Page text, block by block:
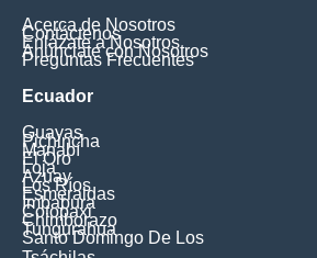
Acerca de Nosotros
Contáctenos
Enlázate a Nosotros
Anúnciate con Nosotros
Preguntas Frecuentes
Ecuador
Guayas
Pichincha
Manabí
El Oro
Loja
Azuay
Los Ríos
Esmeraldas
Imbabura
Cotopaxi
Chimborazo
Tungurahua
Santo Domingo De Los